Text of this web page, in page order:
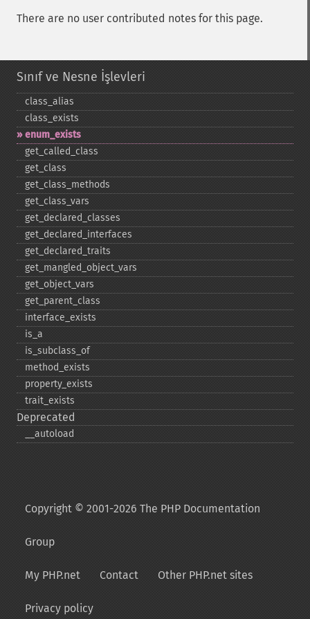
There are no user contributed notes for this page.
Sınıf ve Nesne İşlevleri
class_​alias
class_​exists
enum_​exists
get_​called_​class
get_​class
get_​class_​methods
get_​class_​vars
get_​declared_​classes
get_​declared_​interfaces
get_​declared_​traits
get_​mangled_​object_​vars
get_​object_​vars
get_​parent_​class
interface_​exists
is_​a
is_​subclass_​of
method_​exists
property_​exists
trait_​exists
Deprecated
_​_​autoload
Copyright © 2001-2026 The PHP Documentation
Group
My PHP.net Contact Other PHP.net sites
Privacy policy